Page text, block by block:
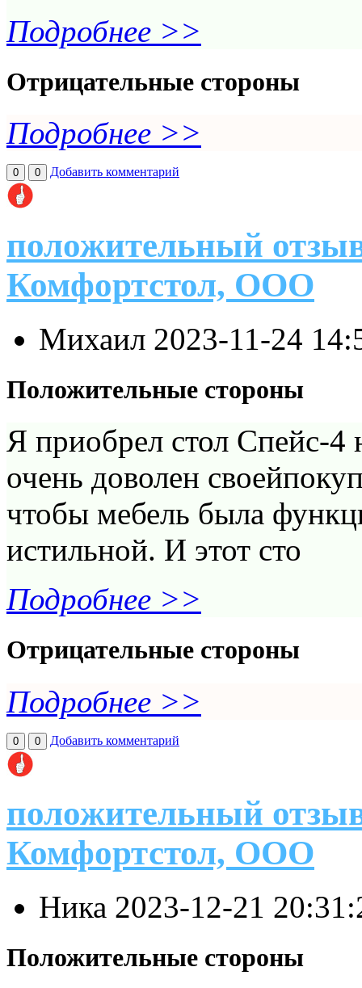
Подробнее >>
Отрицательные стороны
Подробнее >>
0 0 Добавить комментарий
положительный
Комфортстол, ООО
Михаил 2023-11-24
Положительные стороны
Я приобрел стол Спейс-4
очень доволен
чтобы мебель была
истильной. И этот сто
Подробнее >>
Отрицательные стороны
Подробнее >>
0 0 Добавить комментарий
положительный
Комфортстол, ООО
Ника 2023-12-21
Положительные стороны